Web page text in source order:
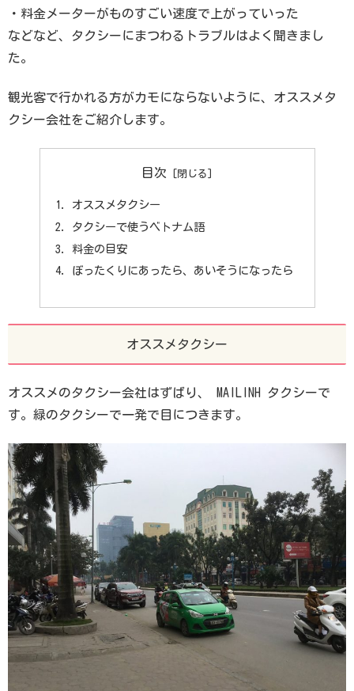
・料金メーターがものすごい速度で上がっていった
などなど、タクシーにまつわるトラブルはよく聞きまし
た。
観光客で行かれる方がカモにならないように、オススメタ
クシー会社をご紹介します。
目次
オススメタクシー
タクシーで使うベトナム語
料金の目安
ぼったくりにあったら、あいそうになったら
オススメタクシー
オススメのタクシー会社はずばり、 MAILINH タクシーで
す。緑のタクシーで一発で目につきます。